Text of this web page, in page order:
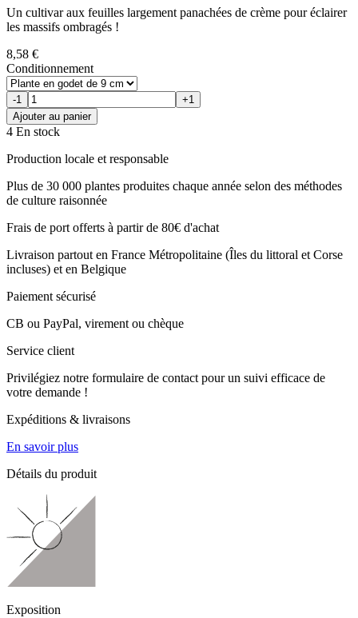
Un cultivar aux feuilles largement panachées de crème pour éclairer
les massifs ombragés !
8,58 €
Conditionnement
-1
+1
Ajouter au panier
4 En stock
Production locale et responsable
Plus de 30 000 plantes produites chaque année selon des méthodes
de culture raisonnée
Frais de port offerts à partir de 80€ d'achat
Livraison partout en France Métropolitaine (Îles du littoral et Corse
incluses) et en Belgique
Paiement sécurisé
CB ou PayPal, virement ou chèque
Service client
Privilégiez notre formulaire de contact pour un suivi efficace de
votre demande !
Expéditions & livraisons
En savoir plus
Détails du produit
Exposition